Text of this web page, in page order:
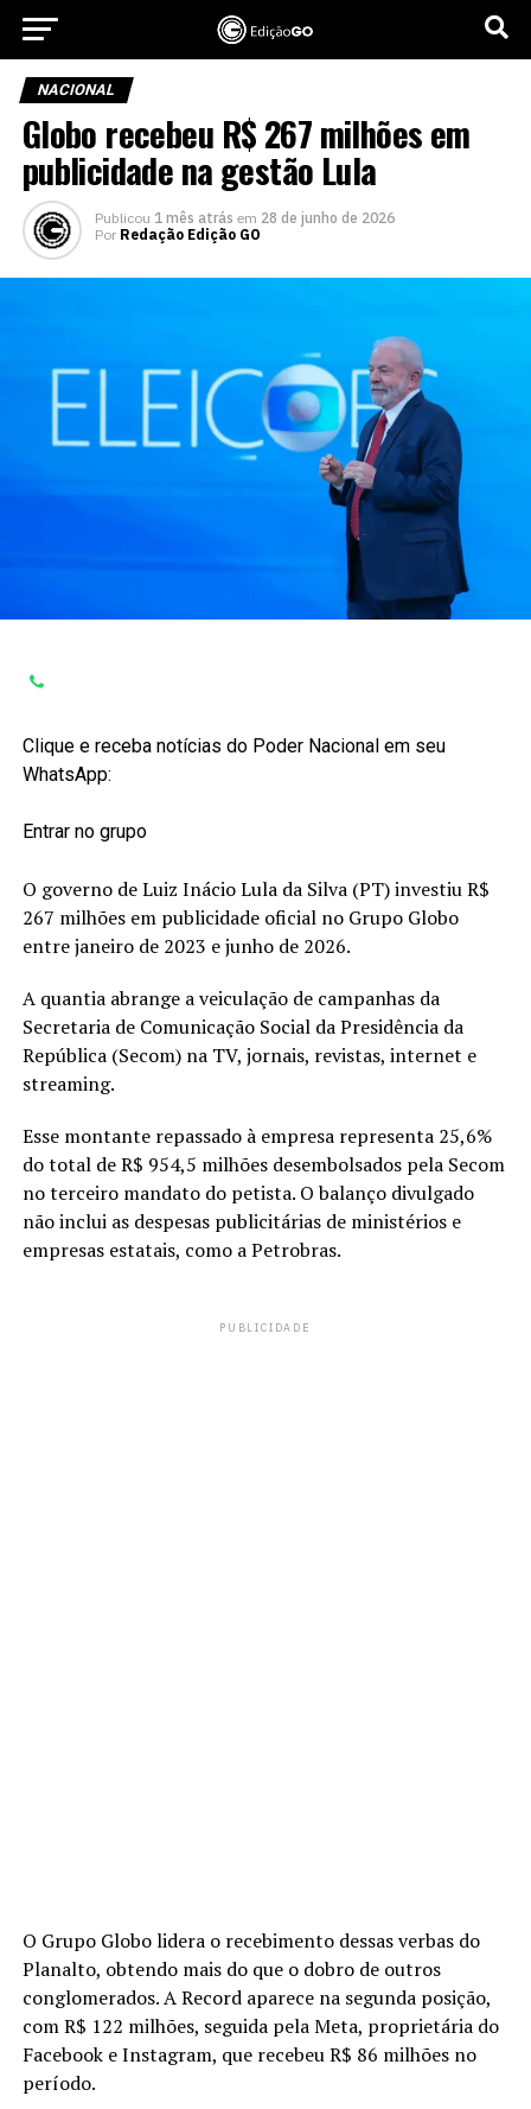
NACIONAL
Globo recebeu R$ 267 milhões em
publicidade na gestão Lula
Publicou 1 mês atrás em 28 de junho de 2026
Por Redação Edição GO
Clique e receba notícias do Poder Nacional em seu
WhatsApp:
Entrar no grupo
O governo de Luiz Inácio Lula da Silva (PT) investiu R$
267 milhões em publicidade oficial no Grupo Globo
entre janeiro de 2023 e junho de 2026.
A quantia abrange a veiculação de campanhas da
Secretaria de Comunicação Social da Presidência da
República (Secom) na TV, jornais, revistas, internet e
streaming.
Esse montante repassado à empresa representa 25,6%
do total de R$ 954,5 milhões desembolsados pela Secom
no terceiro mandato do petista. O balanço divulgado
não inclui as despesas publicitárias de ministérios e
empresas estatais, como a Petrobras.
PUBLICIDADE
O Grupo Globo lidera o recebimento dessas verbas do
Planalto, obtendo mais do que o dobro de outros
conglomerados. A Record aparece na segunda posição,
com R$ 122 milhões, seguida pela Meta, proprietária do
Facebook e Instagram, que recebeu R$ 86 milhões no
período.